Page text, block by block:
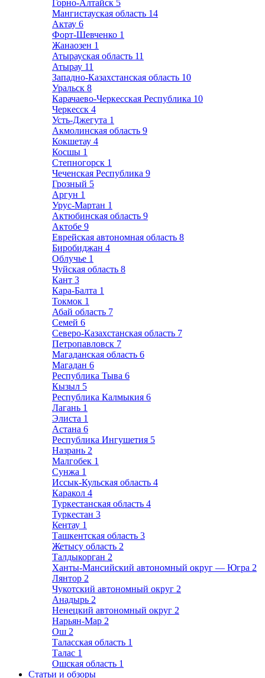
Горно-Алтайск 5
Мангистауская область 14
Актау 6
Форт-Шевченко 1
Жанаозен 1
Атырауская область 11
Атырау 11
Западно-Казахстанская область 10
Уральск 8
Карачаево-Черкесская Республика 10
Черкесск 4
Усть-Джегута 1
Акмолинская область 9
Кокшетау 4
Косшы 1
Степногорск 1
Чеченская Республика 9
Грозный 5
Аргун 1
Урус-Мартан 1
Актюбинская область 9
Актобе 9
Еврейская автономная область 8
Биробиджан 4
Облучье 1
Чуйская область 8
Кант 3
Кара-Балта 1
Токмок 1
Абай область 7
Семей 6
Северо-Казахстанская область 7
Петропавловск 7
Магаданская область 6
Магадан 6
Республика Тыва 6
Кызыл 5
Республика Калмыкия 6
Лагань 1
Элиста 1
Астана 6
Республика Ингушетия 5
Назрань 2
Малгобек 1
Сунжа 1
Иссык-Кульская область 4
Каракол 4
Туркестанская область 4
Туркестан 3
Кентау 1
Ташкентская область 3
Жетысу область 2
Талдыкорган 2
Ханты-Мансийский автономный округ — Югра 2
Лянтор 2
Чукотский автономный округ 2
Анадырь 2
Ненецкий автономный округ 2
Нарьян-Мар 2
Ош 2
Таласская область 1
Талас 1
Ошская область 1
Статьи и обзоры